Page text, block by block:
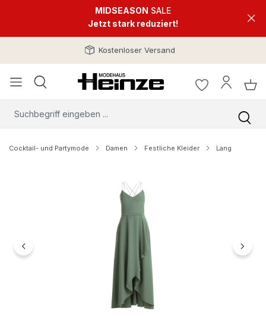
MIDSEASON SALE
Jetzt stark reduziert!
Kostenloser Versand
Cocktail- und Partymode Damen Festliche Kleider Lang
Bildergalerie überspringen